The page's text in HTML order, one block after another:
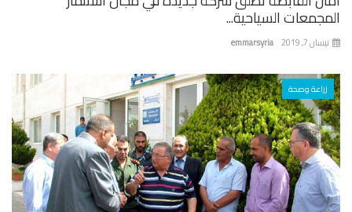
السياحية...
emmarsyria 7, 2019
زراعة وصحة